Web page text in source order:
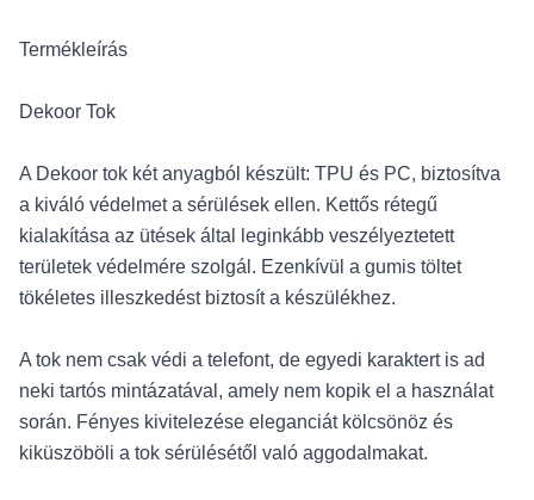
Termékleírás
Dekoor Tok
A Dekoor tok két anyagból készült: TPU és PC, biztosítva
a kiváló védelmet a sérülések ellen. Kettős rétegű
kialakítása az ütések által leginkább veszélyeztetett
területek védelmére szolgál. Ezenkívül a gumis töltet
tökéletes illeszkedést biztosít a készülékhez.
A tok nem csak védi a telefont, de egyedi karaktert is ad
neki tartós mintázatával, amely nem kopik el a használat
során. Fényes kivitelezése eleganciát kölcsönöz és
kiküszöböli a tok sérülésétől való aggodalmakat.